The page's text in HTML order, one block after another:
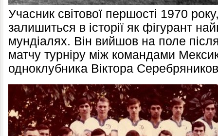
Учасник світової першості 1970
залишиться в історії як фігурант
мундіалях. Він вийшов на поле
матчу турніру між командами
одноклубника Віктора